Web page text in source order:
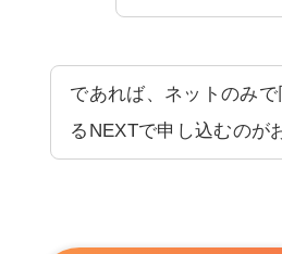
であれば、ネットのみで
るNEXTで申し込むのが